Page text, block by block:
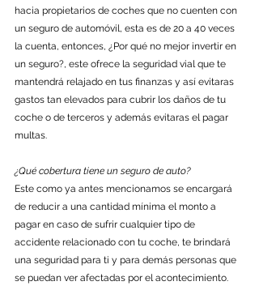
hacia propietarios de coches que no cuenten con
un seguro de automóvil, esta es de 20 a 40 veces
la cuenta, entonces, ¿Por qué no mejor invertir en
un seguro?, este ofrece la seguridad vial que te
mantendrá relajado en tus finanzas y así evitaras
gastos tan elevados para cubrir los daños de tu
coche o de terceros y además evitaras el pagar
multas.
¿Qué cobertura tiene un seguro de auto?
Este como ya antes mencionamos se encargará
de reducir a una cantidad mínima el monto a
pagar en caso de sufrir cualquier tipo de
accidente relacionado con tu coche, te brindará
una seguridad para ti y para demás personas que
se puedan ver afectadas por el acontecimiento.